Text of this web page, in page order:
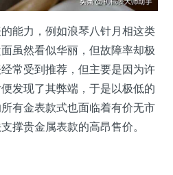
能力，例如浪琴八针月相这类
虽然看似华丽，但故障率却极
常受到推荐，但主要是因为许
发现了其弊端，于是以极低的
有金表款式也面临着有价无市
撑贵金属表款的高昂售价。